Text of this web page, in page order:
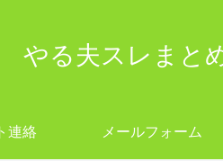
やる夫スレまと
連絡 メールフォーム